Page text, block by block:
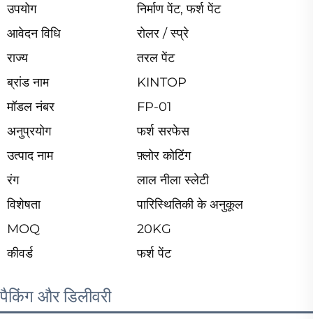
उपयोग
निर्माण पेंट, फर्श पेंट
आवेदन विधि
रोलर / स्प्रे
राज्य
तरल पेंट
ब्रांड नाम
KINTOP
मॉडल नंबर
FP-01
अनुप्रयोग
फर्श सरफेस
उत्पाद नाम
फ़्लोर कोटिंग
रंग
लाल नीला स्लेटी
विशेषता
पारिस्थितिकी के अनुकूल
MOQ
20KG
कीवर्ड
फर्श पेंट
पैकिंग और डिलीवरी